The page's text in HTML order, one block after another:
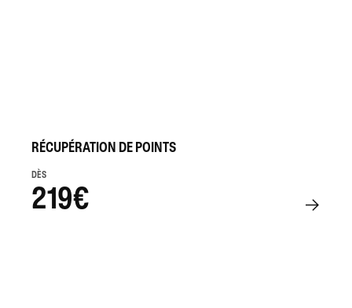
RÉCUPÉRATION DE POINTS
DÈS
219€